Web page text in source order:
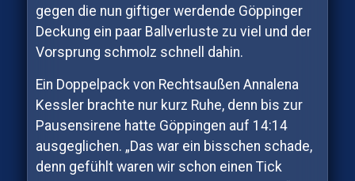
gegen die nun giftiger werdende Göppinger
Deckung ein paar Ballverluste zu viel und der
Vorsprung schmolz schnell dahin.
Ein Doppelpack von Rechtsaußen Annalena
Kessler brachte nur kurz Ruhe, denn bis zur
Pausensirene hatte Göppingen auf 14:14
ausgeglichen. „Das war ein bisschen schade,
denn gefühlt waren wir schon einen Tick